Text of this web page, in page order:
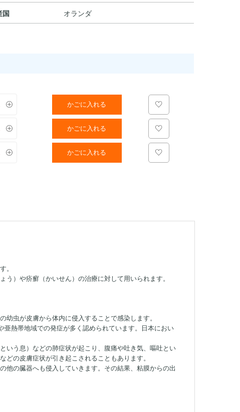
国 オランダ
かごに入れる
かごに入れる
かごに入れる
。
）や疥癬（かいせん）の治療に対して用いられます。
虫が皮膚から体内に侵入することで感染します。
熱帯地域での発症が多く認められています。日本におい
いう息）などの肺症状が起こり、腹痛や吐き気、嘔吐とい
の皮膚症状が引き起こされることもあります。
他の臓器へも侵入していきます。その結果、粘膜からの出